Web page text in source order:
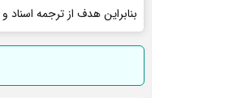
بنابراین هدف از ترجمه